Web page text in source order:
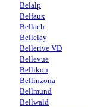
Belalp
Belfaux
Bellach
Bellelay
Bellerive VD
Bellevue
Bellikon
Bellinzona
Bellmund
Bellwald